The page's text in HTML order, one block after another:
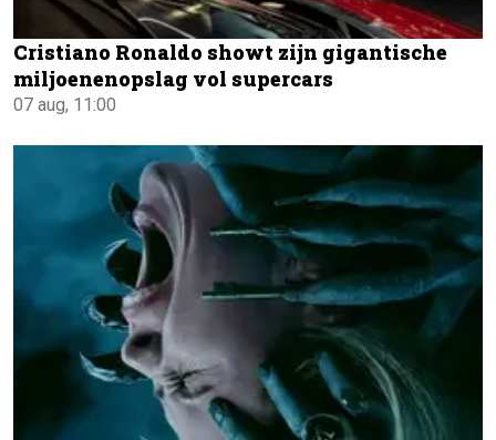
Cristiano Ronaldo showt zijn gigantische
miljoenenopslag vol supercars
07 aug, 11:00